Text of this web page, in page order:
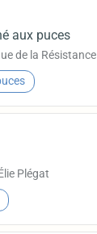
aux puces
de la Résistance
Plégat